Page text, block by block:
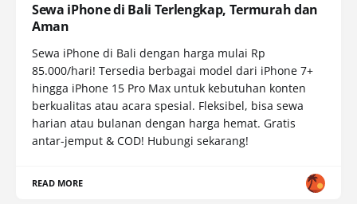
Sewa iPhone di Bali Terlengkap, Termurah dan
Aman
Sewa iPhone di Bali dengan harga mulai Rp
85.000/hari! Tersedia berbagai model dari iPhone 7+
hingga iPhone 15 Pro Max untuk kebutuhan konten
berkualitas atau acara spesial. Fleksibel, bisa sewa
harian atau bulanan dengan harga hemat. Gratis
antar-jemput & COD! Hubungi sekarang!
READ MORE